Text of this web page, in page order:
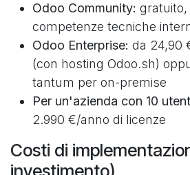
Odoo Community: gratuito,
competenze tecniche
Odoo Enterprise: da 24,90
(con hosting Odoo.sh)
tantum per on-premise
Per un'azienda con 10
2.990 €/anno di licenze
Costi di